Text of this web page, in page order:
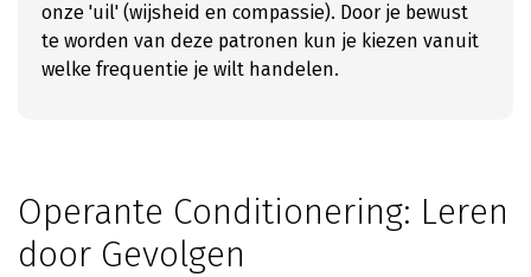
onze 'uil' (wijsheid en compassie). Door je bewust
te worden van deze patronen kun je kiezen vanuit
welke frequentie je wilt handelen.
Operante Conditionering: Leren
door Gevolgen